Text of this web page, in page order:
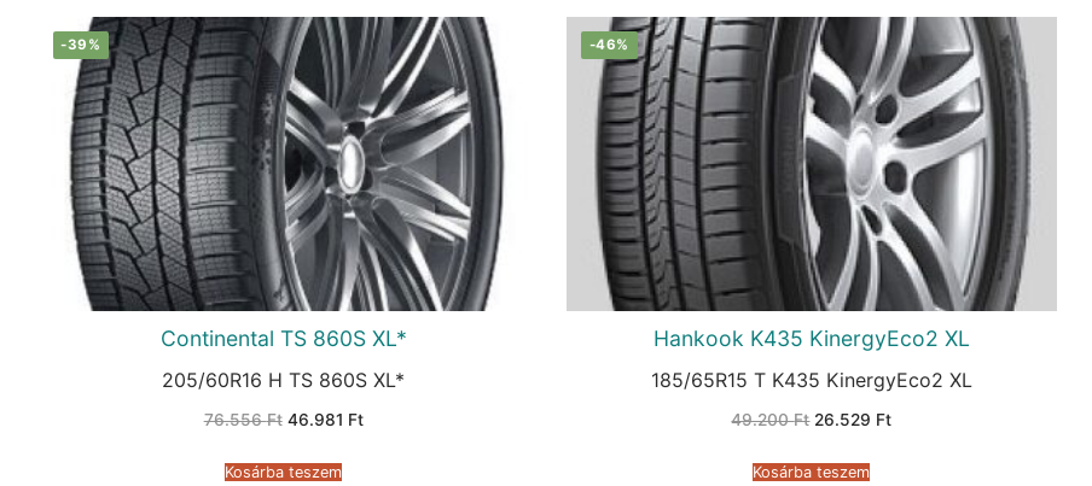
-39%
Continental TS 860S XL*
205/60R16 H TS 860S XL*
76.556Ft Original
76.556 Ft.
46.981 FtCurrent
Kosárba teszem
-46%
Hankook K435 KinergyEco2 XL
185/65R15 T K435 KinergyEco2 XL
49.200Ft Original
49.200 Ft.
26.529 FtCurrent
Kosárba teszem